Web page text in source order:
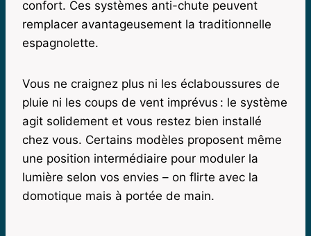
confort. Ces systèmes anti-chute peuvent
remplacer avantageusement la traditionnelle
espagnolette.
Vous ne craignez plus ni les éclaboussures de
pluie ni les coups de vent imprévus : le système
agit solidement et vous restez bien installé
chez vous. Certains modèles proposent même
une position intermédiaire pour moduler la
lumière selon vos envies – on flirte avec la
domotique mais à portée de main.